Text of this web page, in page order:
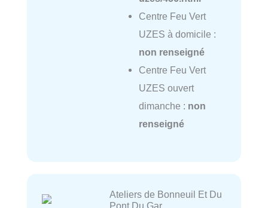
Centre Feu Vert
UZES à domicile :
non renseigné
Centre Feu Vert
UZES ouvert
dimanche : non
renseigné
Ateliers de Bonneuil Et Du